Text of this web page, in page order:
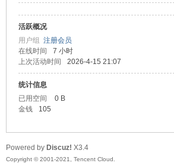
资
活跃概况
用户组 注册会员
在线时间
7 小时
上次活动时间
2026-4-15 21:07
统计信息
已用空间
0 B
金钱
105
Powered by Discuz! X3.4
Copyright © 2001-2021, Tencent Cloud.